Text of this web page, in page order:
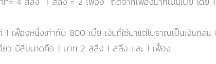
เฟื้องหนึ่งเท่ากับ 800 เบี้ย เงินที่ใช้มาแต่โบราณเป็นเงินกล
ว มีสี่ขนาดคือ 1 บาท 2 สลึง 1 สลึง และ 1 เฟื้อง